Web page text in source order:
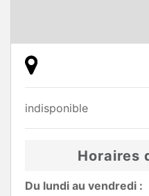
indisponible
Horaires
Du lundi au vendredi :